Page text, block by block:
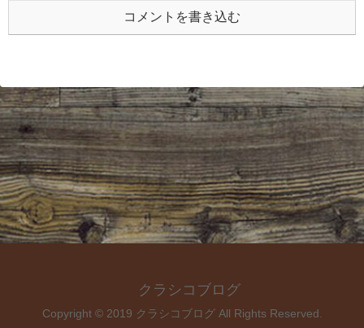
コメントを書き込む
クラシコブログ
Copyright © 2019 クラシコブログ All Rights Reserved.